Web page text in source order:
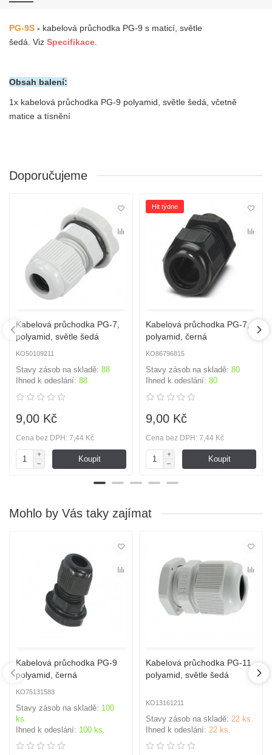
PG-9S - kabelová průchodka PG-9 s maticí, světle
šedá Viz Specifikace
Obsah balení:
1x kabelová průchodka PG-9 polyamid, světle šedá , včetně
matice a tísnění
Doporučujeme
Kabelová průchodka PG-7,
polyamid, světle šedá
KO50109211
Stavy zásob na skladě: 88
Ihned k odeslání: 88
9,00 Kč
Cena bez DPH: 7,44 Kč
Koupit
Hit týdne
Kabelová průchodka PG-7,
polyamid, černá
KO86796815
Stavy zásob na skladě: 80
Ihned k odeslání: 80
9,00 Kč
Cena bez DPH: 7,44 Kč
Koupit
Mohlo by Vás taky zajímat
Kabelová průchodka PG-9
polyamid, černá
KO75131583
Stavy zásob na skladě: 100
ks.
Ihned k odeslání: 100 ks.
Kabelová průchodka PG-11,
polyamid, světle šedá
KO13161211
Stavy zásob na skladě: 22 ks.
Ihned k odeslání: 22 ks.